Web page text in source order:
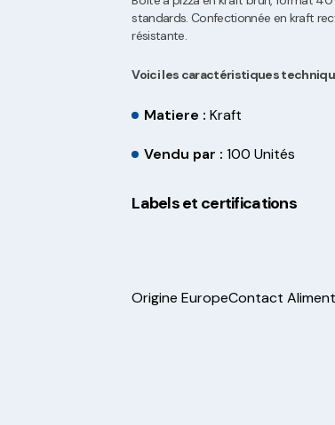
standards. Confectionnée en kraft
résistante.
Voici les caractéristiques
Matiere :Kraft
Vendu par :100 Unités
Labels et certifications
Origine EuropeContact